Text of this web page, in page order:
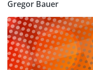
Gregor Bauer